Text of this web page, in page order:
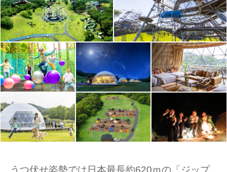
うつ伏せ姿勢では日本最長約620ｍの「ジップ